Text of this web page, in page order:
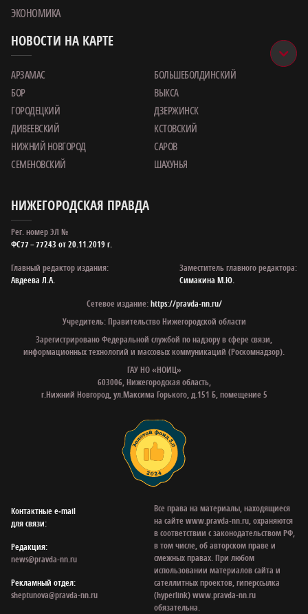
ЭКОНОМИКА
НОВОСТИ НА КАРТЕ
АРЗАМАС
БОЛЬШЕБОЛДИНСКИЙ
БОР
ВЫКСА
ГОРОДЕЦКИЙ
ДЗЕРЖИНСК
ДИВЕЕВСКИЙ
КСТОВСКИЙ
НИЖНИЙ НОВГОРОД
САРОВ
СЕМЕНОВСКИЙ
ШАХУНЬЯ
НИЖЕГОРОДСКАЯ ПРАВДА
Рег. номер ЭЛ №
ФС77 – 77243 от 20.11.2019 г.
Главный редактор издания:
Авдеева Л.А.
Заместитель главного редактора:
Симакина М.Ю.
Сетевое издание:https://pravda-nn.ru/
Учредитель: Правительство Нижегородской области
Зарегистрировано Федеральной службой по надзору в сфере связи,
информационных технологий и массовых коммуникаций (Роскомнадзор).
ГАУ НО «НОИЦ»
603006, Нижегородская область,
г.Нижний Новгород, ул.Максима Горького, д.151 Б, помещение 5
Контактные e‑mail
для связи:
Редакция:
news@pravda-nn.ru
Рекламный отдел:
sheptunova@pravda-nn.ru
Все права на материалы, находящиеся
на сайте www.pravda-nn.ru, охраняются
в соответствии с законодательством РФ,
в том числе, об авторском праве и
смежных правах. При любом
использовании материалов сайта и
сателлитных проектов, гиперссылка
(hyperlink) www.pravda-nn.ru
обязательна.